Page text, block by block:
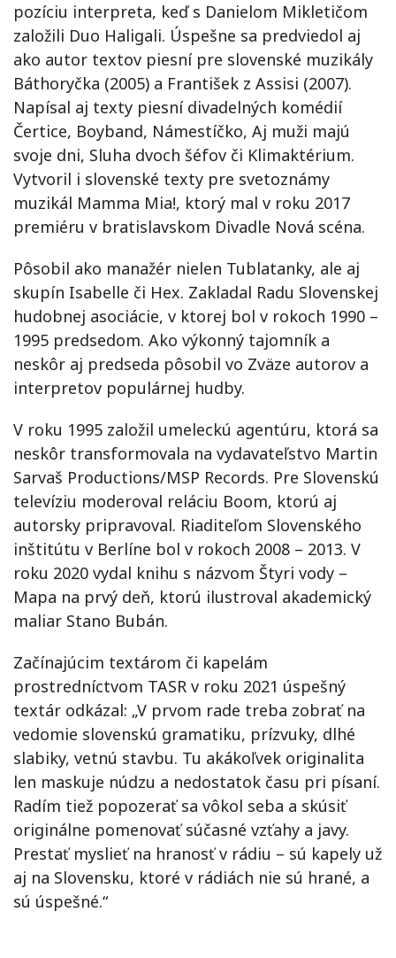
pozíciu interpreta, keď s Danielom Mikletičom
založili Duo Haligali. Úspešne sa predviedol aj
ako autor textov piesní pre slovenské muzikály
Báthoryčka (2005) a František z Assisi (2007).
Napísal aj texty piesní divadelných komédií
Čertice, Boyband, Námestíčko, Aj muži majú
svoje dni, Sluha dvoch šéfov či Klimaktérium.
Vytvoril i slovenské texty pre svetoznámy
muzikál Mamma Mia!, ktorý mal v roku 2017
premiéru v bratislavskom Divadle Nová scéna.
Pôsobil ako manažér nielen Tublatanky, ale aj
skupín Isabelle či Hex. Zakladal Radu Slovenskej
hudobnej asociácie, v ktorej bol v rokoch 1990 –
1995 predsedom. Ako výkonný tajomník a
neskôr aj predseda pôsobil vo Zväze autorov a
interpretov populárnej hudby.
V roku 1995 založil umeleckú agentúru, ktorá sa
neskôr transformovala na vydavateľstvo Martin
Sarvaš Productions/MSP Records. Pre Slovenskú
televíziu moderoval reláciu Boom, ktorú aj
autorsky pripravoval. Riaditeľom Slovenského
inštitútu v Berlíne bol v rokoch 2008 – 2013. V
roku 2020 vydal knihu s názvom Štyri vody –
Mapa na prvý deň, ktorú ilustroval akademický
maliar Stano Bubán.
Začínajúcim textárom či kapelám
prostredníctvom TASR v roku 2021 úspešný
textár odkázal: „V prvom rade treba zobrať na
vedomie slovenskú gramatiku, prízvuky, dlhé
slabiky, vetnú stavbu. Tu akákoľvek originalita
len maskuje núdzu a nedostatok času pri písaní.
Radím tiež popozerať sa vôkol seba a skúsiť
originálne pomenovať súčasné vzťahy a javy.
Prestať myslieť na hranosť v rádiu – sú kapely už
aj na Slovensku, ktoré v rádiách nie sú hrané, a
sú úspešné.“